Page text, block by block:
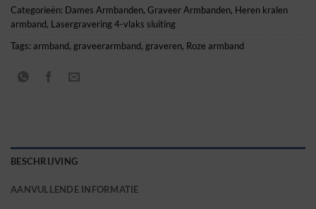
Categorieën: Dames Armbanden, Graveer Armbanden, Heren kralen
armband, Lasergravering 4-vlaks sluiting
Tags: armband, graveerarmband, graveren, Roze armband
BESCHRIJVING
AANVULLENDE INFORMATIE